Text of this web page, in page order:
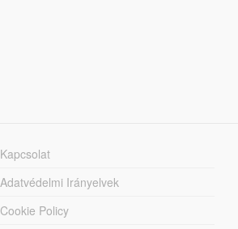
Kapcsolat
Adatvédelmi Irányelvek
Cookie Policy